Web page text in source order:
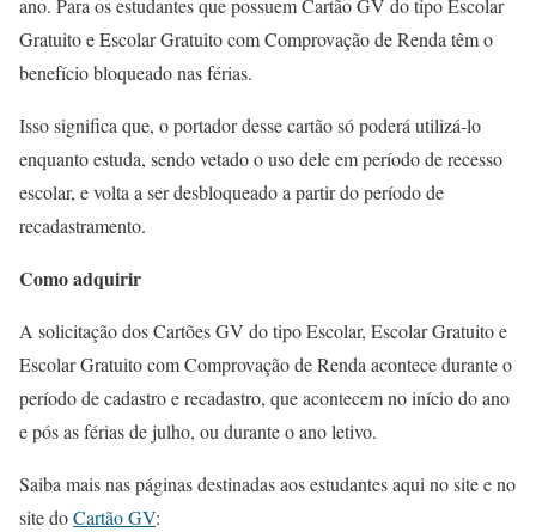
ano. Para os estudantes que possuem Cartão GV do tipo Escolar
Gratuito e Escolar Gratuito com Comprovação de Renda têm o
benefício bloqueado nas férias.
Isso significa que, o portador desse cartão só poderá utilizá-lo
enquanto estuda, sendo vetado o uso dele em período de recesso
escolar, e volta a ser desbloqueado a partir do período de
recadastramento.
Como adquirir
A solicitação dos Cartões GV do tipo Escolar, Escolar Gratuito e
Escolar Gratuito com Comprovação de Renda acontece durante o
período de cadastro e recadastro, que acontecem no início do ano
e pós as férias de julho, ou durante o ano letivo.
Saiba mais nas páginas destinadas aos estudantes aqui no site e no
site doCartão GV: